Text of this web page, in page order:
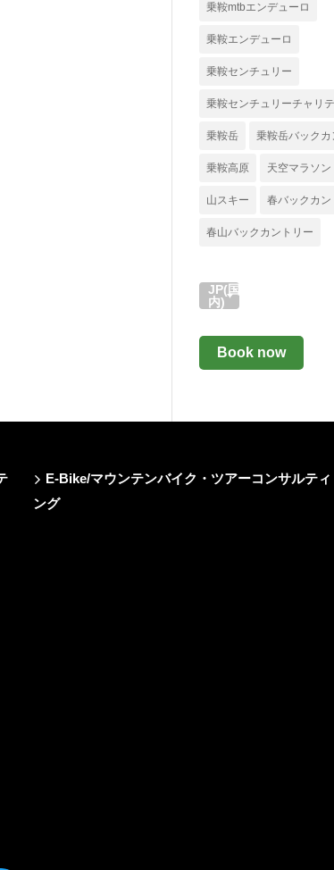
乗鞍mtbエンデューロ
乗鞍エンデューロ
乗鞍センチュリー
乗鞍センチュリーチャリ
乗鞍岳 乗鞍岳バックカ
乗鞍高原 天空マラソン
山スキー 春バックカン
春山バックカントリー
JP(国
内)
Book now
E-Bike/マウンテンバイク・ツアーコンサルティ
ング